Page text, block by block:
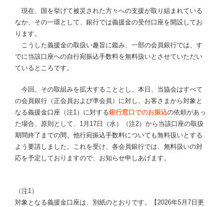
現在、国を挙げて被災された方々への支援が取り組まれている
なか、その一環として、銀行では義援金の受付口座を開設してお
ります。
こうした義援金の取扱い趣旨に鑑み、一部の会員銀行では、す
でに当該口座への自行宛振込手数料を無料扱いとさせていただい
ているところです。
今回、その取組みを拡大することとし、本日、当協会はすべて
の会員銀行（正会員および準会員）に対し、お客さまから対象と
なる義援金口座（注1）に対する銀行窓口でのお振込の依頼があっ
た場合、原則として、1月17日（水）（注2）から当該口座の取扱
期間終了までの間、他行宛振込手数料についても無料扱いとする
よう要請しました。これを受け、各会員銀行では、無料扱いの対
応を予定しておりますので、お知らせ申しあげます。
（注1）
対象となる義援金口座は、別紙のとおりです。【2026年5月7日更